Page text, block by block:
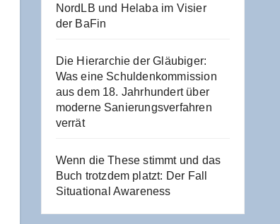
NordLB und Hela­ba im Visier
der BaFin
Die Hier­ar­chie der Gläu­bi­ger:
Was eine Schul­den­kom­mis­si­on
aus dem 18. Jahr­hun­dert über
moder­ne Sanie­rungs­ver­fah­ren
verrät
Wenn die The­se stimmt und das
Buch trotz­dem platzt: Der Fall
Situa­tio­nal Awareness